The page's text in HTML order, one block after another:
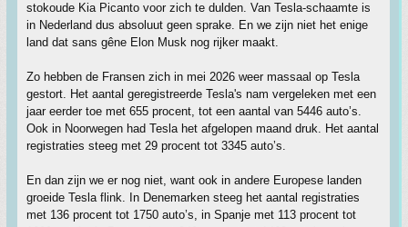
stokoude Kia Picanto voor zich te dulden. Van Tesla-schaamte is
in Nederland dus absoluut geen sprake. En we zijn niet het enige
land dat sans gêne Elon Musk nog rijker maakt.
Zo hebben de Fransen zich in mei 2026 weer massaal op Tesla
gestort. Het aantal geregistreerde Tesla's nam vergeleken met een
jaar eerder toe met 655 procent, tot een aantal van 5446 auto’s.
Ook in Noorwegen had Tesla het afgelopen maand druk. Het aantal
registraties steeg met 29 procent tot 3345 auto’s.
En dan zijn we er nog niet, want ook in andere Europese landen
groeide Tesla flink. In Denemarken steeg het aantal registraties
met 136 procent tot 1750 auto’s, in Spanje met 113 procent tot